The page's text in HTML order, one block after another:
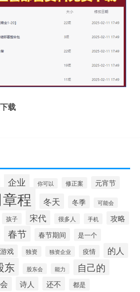
载
企业 你可以 修正案 元宵节
程 冬天 冬季 可能会
孩子 宋代 很多人 手机 攻略
春节 春节期间 是一个
游戏 独资 独资企业 疫情 的人
东 股东会 能力 自己的
诗人 还不 都是